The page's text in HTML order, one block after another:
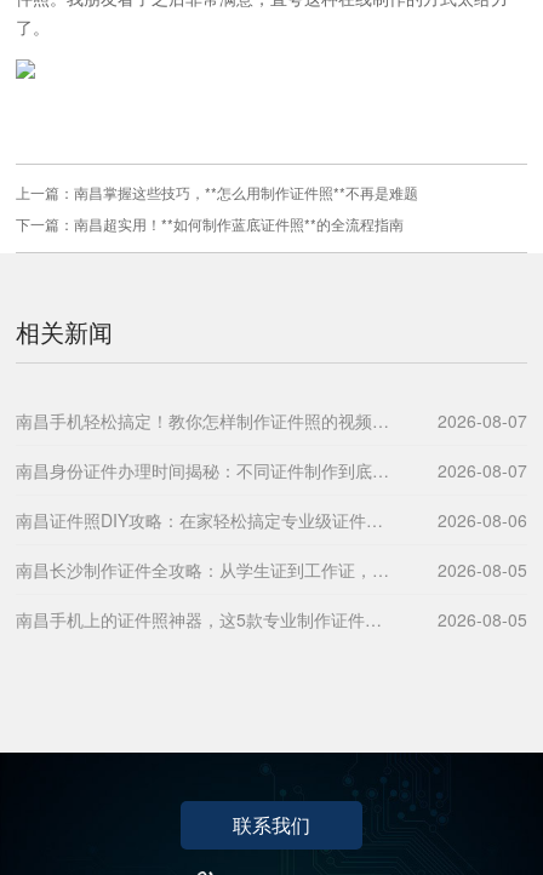
了。
上一篇：南昌掌握这些技巧，**怎么用制作证件照**不再是难题
下一篇：南昌超实用！**如何制作蓝底证件照**的全流程指南
相关新闻
南昌手机轻松搞定！教你怎样制作证件照的视频教程全攻略 2026-08-07
南昌身份证件办理时间揭秘：不同证件制作到底需要几天？ 2026-08-07
南昌证件照DIY攻略：在家轻松搞定专业级证件照片 2026-08-06
南昌长沙制作证件全攻略：从学生证到工作证，一文教你搞定所有需求 2026-08-05
南昌手机上的证件照神器，这5款专业制作证件照软件超好用！ 2026-08-05
联系我们